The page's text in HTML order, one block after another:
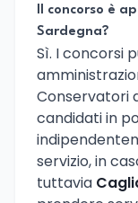
Il concorso è
Sardegna?
Sì. I concorsi
Conservatori
candidati in
servizio, in
tuttavia